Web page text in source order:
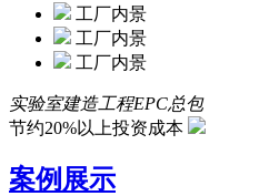
工厂内景
工厂内景
工厂内景
实验室建造工程EPC总包
节约20%以上投资成本
案例展示